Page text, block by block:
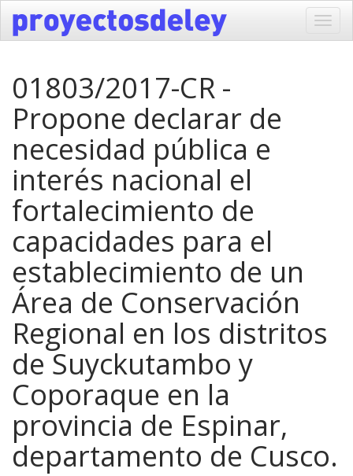
01803/2017-CR -
Propone declarar de
necesidad pública e
interés nacional el
fortalecimiento de
capacidades para el
establecimiento de un
Área de Conservación
Regional en los distritos
de Suyckutambo y
Coporaque en la
provincia de Espinar,
departamento de Cusco.